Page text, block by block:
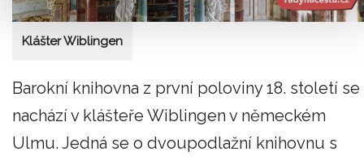
Klášter Wiblingen
Barokní knihovna z první poloviny 18. století se
nachází v klášteře Wiblingen v německém
Ulmu. Jedná se o dvoupodlažní knihovnu s